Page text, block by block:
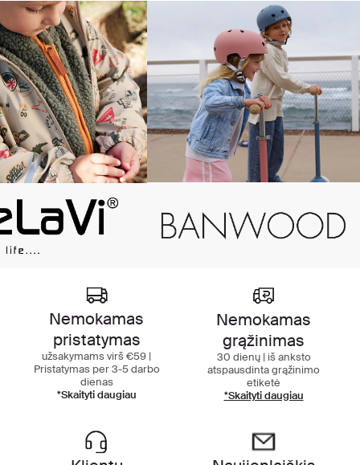
Nemokamas
pristatymas
užsakymams virš €59 |
Pristatymas per 3-5 darbo
dienas
*Skaityti daugiau
Nemokamas
grąžinimas
30 dienų | iš anksto
atspausdinta grąžinimo
etiketė
*Skaityti daugiau